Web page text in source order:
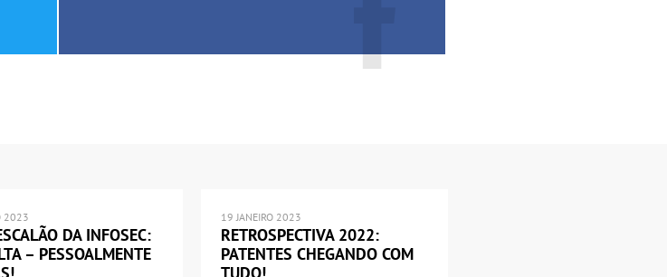
2023
DA INFOSEC:
– PESSOALMENTE
19 JANEIRO 2023
RETROSPECTIVA 2022:
PATENTES CHEGANDO COM